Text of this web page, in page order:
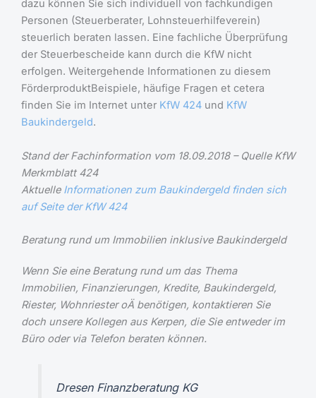
dazu können Sie sich individuell von fachkundigen
Personen (Steuerberater, Lohnsteuerhilfeverein)
steuerlich beraten lassen. Eine fachliche Überprüfung
der Steuerbescheide kann durch die KfW nicht
erfolgen. Weitergehende Informationen zu diesem
FörderproduktBeispiele, häufige Fragen et cetera
finden Sie im Internet unter KfW 424 und KfW
Baukindergeld.
Stand der Fachinformation vom 18.09.2018 – Quelle KfW
Merkmblatt 424
Aktuelle Informationen zum Baukindergeld finden sich
auf Seite der KfW 424
Beratung rund um Immobilien inklusive Baukindergeld
Wenn Sie eine Beratung rund um das Thema
Immobilien, Finanzierungen, Kredite, Baukindergeld,
Riester, Wohnriester oÄ benötigen, kontaktieren Sie
doch unsere Kollegen aus Kerpen, die Sie entweder im
Büro oder via Telefon beraten können.
Dresen Finanzberatung KG